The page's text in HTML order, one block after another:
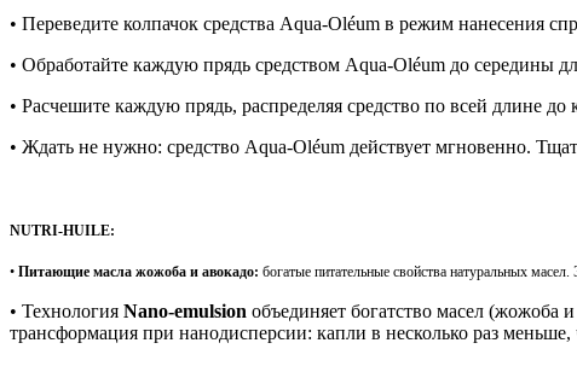
• Переведите колпачок средства Aqua-Oléum в режим нанесения
• Обработайте каждую прядь средством Aqua-Oléum до середины
• Расчешите каждую прядь, распределяя средство по всей длине до
• Ждать не нужно: средство Aqua-Oléum действует мгновенно.
NUTRI-HUILE:
• Питающие масла жожоба и авокадо: богатые питательные свойства натуральных масел.
• Технология Nano-emulsion объединяет богатство масел (жожоба
трансформация при нанодисперсии: капли в несколько раз меньше,